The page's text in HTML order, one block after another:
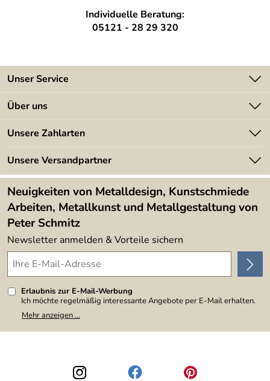
Individuelle Beratung:
05121 - 28 29 320
Unser Service
Kontakt
Kundeninformationen
Newsletter
Lieferbedingungen
Über uns
Angebote
Kundenbewertungen (394)
4,9/5
Unsere Zahlarten
Unsere Versandpartner
Neuigkeiten von Metalldesign, Kunstschmiede
Arbeiten, Metallkunst und Metallgestaltung von
Peter Schmitz
Newsletter anmelden & Vorteile sichern
Erlaubnis zur E-Mail-Werbung
Ich möchte regelmäßig interessante Angebote per E-Mail erhalten.
Meine E-Mail-Adresse wird nicht an andere Unternehmen
weitergegeben. Zu statistischen Zwecken wird in anonymer Form
den Link "Abmelden" am Ende des Newsletters anklicke. Die
Datenschutzerklärung
habe ich zur Kenntnis genommen.
Mehr anzeigen ...